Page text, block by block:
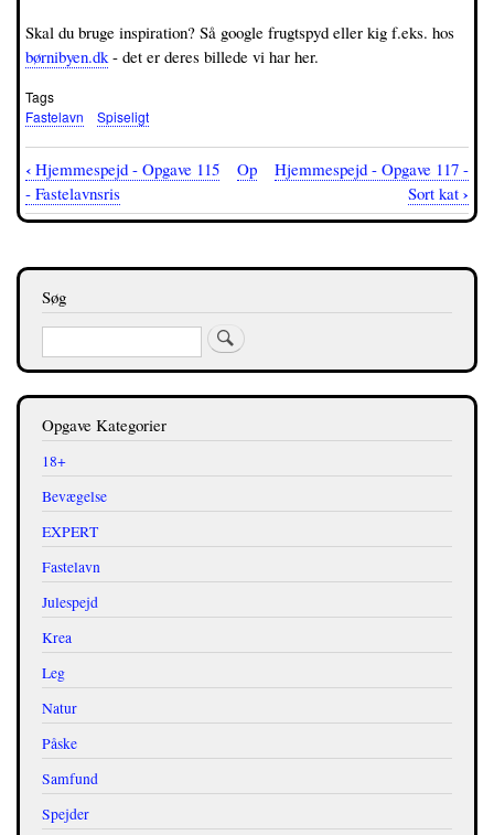
Skal du bruge inspiration? Så google frugtspyd eller kig f.eks. hos
børnibyen.dk - det er deres billede vi har her.
Tags
Fastelavn
Spiseligt
Bognavigations-
links
116
Frugtspyd
‹ Hjemmespejd - Opgave 115
- Fastelavnsris
Op
Hjemmespejd - Opgave 117 -
Sort kat ›
Søg
Søg
Opgave Kategorier
18+
Bevægelse
EXPERT
Fastelavn
Julespejd
Krea
Leg
Natur
Påske
Samfund
Spejder